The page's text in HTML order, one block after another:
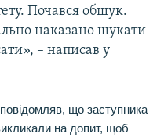
Почався обшук.
наказано шукати
– написав у
що заступника
на допит, щоб